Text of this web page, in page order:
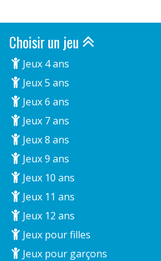
Choisir un jeu
Jeux 4 ans
Jeux 5 ans
Jeux 6 ans
Jeux 7 ans
Jeux 8 ans
Jeux 9 ans
Jeux 10 ans
Jeux 11 ans
Jeux 12 ans
Jeux pour filles
Jeux pour garçons